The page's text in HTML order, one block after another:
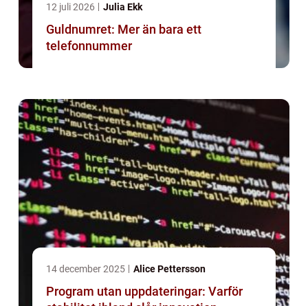
12 juli 2026 Julia Ekk
Guldnumret: Mer än bara ett
telefonnummer
14 december 2025 Alice Pettersson
Program utan uppdateringar: Varför